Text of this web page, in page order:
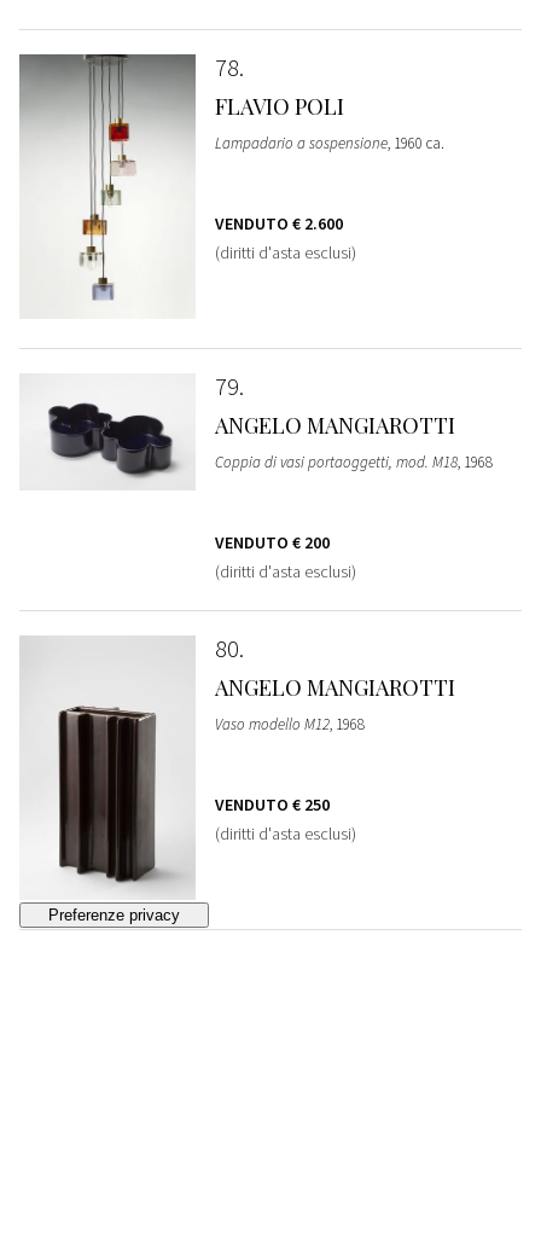
78
FLAVIO POLI
Lampadario a sospensione, 1960 ca.
VENDUTO € 2.600
(diritti d'asta esclusi)
79
ANGELO MANGIAROTTI
Coppia di vasi portaoggetti, mod. M18, 1968
VENDUTO € 200
(diritti d'asta esclusi)
80
ANGELO MANGIAROTTI
Vaso modello M12, 1968
VENDUTO € 250
(diritti d'asta esclusi)